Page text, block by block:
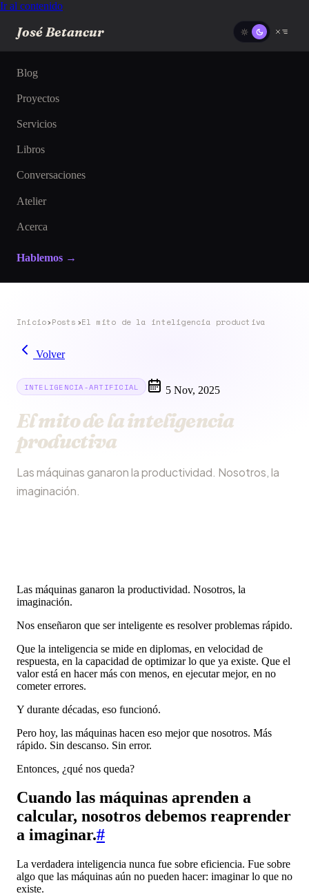
Ir al contenido
José Betancur
Blog
Proyectos
Servicios
Libros
Conversaciones
Atelier
Acerca
Hablemos →
Inicio›Posts ›El mito de la inteligencia productiva
Volver
INTELIGENCIA-ARTIFICIAL 5 Nov, 2025
El mito de la inteligencia
productiva
Las máquinas ganaron la productividad. Nosotros, la
imaginación.
Las máquinas ganaron la productividad. Nosotros, la
imaginación.
Nos enseñaron que ser inteligente es resolver problemas rápido.
Que la inteligencia se mide en diplomas, en velocidad de
respuesta, en la capacidad de optimizar lo que ya existe. Que el
valor está en hacer más con menos, en ejecutar mejor, en no
cometer errores.
Y durante décadas, eso funcionó.
Pero hoy, las máquinas hacen eso mejor que nosotros. Más
rápido. Sin descanso. Sin error.
Entonces, ¿qué nos queda?
Cuando las máquinas aprenden a
calcular, nosotros debemos reaprender
a imaginar.#
La verdadera inteligencia nunca fue sobre eficiencia. Fue sobre
algo que las máquinas aún no pueden hacer: imaginar lo que no
existe.